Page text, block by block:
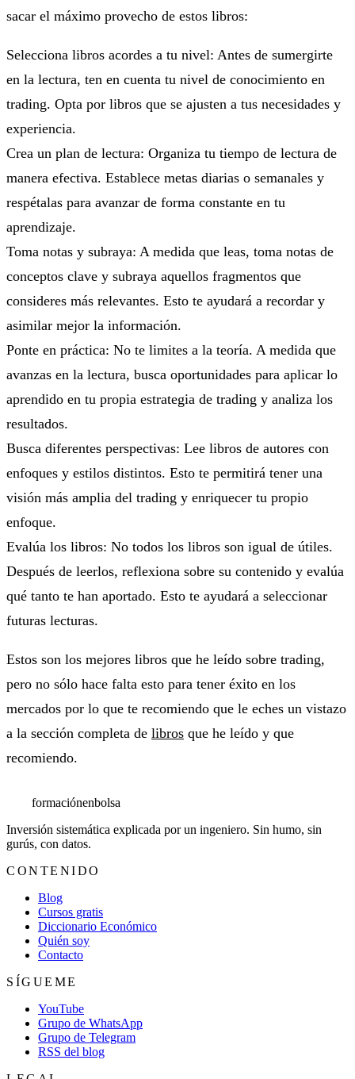
sacar el máximo provecho de estos libros:
Selecciona libros acordes a tu nivel: Antes de sumergirte
en la lectura, ten en cuenta tu nivel de conocimiento en
trading. Opta por libros que se ajusten a tus necesidades y
experiencia.
Crea un plan de lectura: Organiza tu tiempo de lectura de
manera efectiva. Establece metas diarias o semanales y
respétalas para avanzar de forma constante en tu
aprendizaje.
Toma notas y subraya: A medida que leas, toma notas de
conceptos clave y subraya aquellos fragmentos que
consideres más relevantes. Esto te ayudará a recordar y
asimilar mejor la información.
Ponte en práctica: No te limites a la teoría. A medida que
avanzas en la lectura, busca oportunidades para aplicar lo
aprendido en tu propia estrategia de trading y analiza los
resultados.
Busca diferentes perspectivas: Lee libros de autores con
enfoques y estilos distintos. Esto te permitirá tener una
visión más amplia del trading y enriquecer tu propio
enfoque.
Evalúa los libros: No todos los libros son igual de útiles.
Después de leerlos, reflexiona sobre su contenido y evalúa
qué tanto te han aportado. Esto te ayudará a seleccionar
futuras lecturas.
Estos son los mejores libros que he leído sobre trading,
pero no sólo hace falta esto para tener éxito en los
mercados por lo que te recomiendo que le eches un vistazo
a la sección completa de libros que he leído y que
recomiendo.
formaciónenbolsa
Inversión sistemática explicada por un ingeniero. Sin humo, sin
gurús, con datos.
CONTENIDO
Blog
Cursos gratis
Diccionario Económico
Quién soy
Contacto
SÍGUEME
YouTube
Grupo de WhatsApp
Grupo de Telegram
RSS del blog